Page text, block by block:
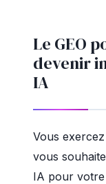
Le GEO
devenir
IA
Vous
vous
IA pour votre